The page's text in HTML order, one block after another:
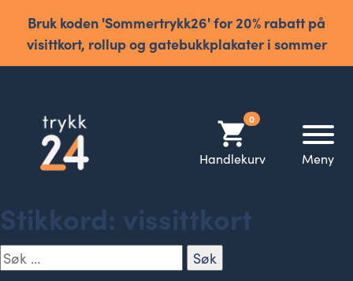
Bruk koden 'Sommertrykk26' for 20% rabatt på
visittkort, rollup og gatebukkplakater i sommer
shopping_cart0
Handlekurv Meny
Stikkord: vissittkort
Søk
etter: